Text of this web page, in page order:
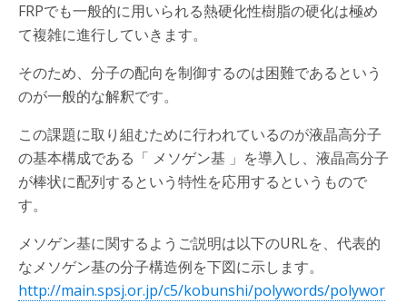
FRPでも一般的に用いられる熱硬化性樹脂の硬化は極め
て複雑に進行していきます。
そのため、分子の配向を制御するのは困難であるという
のが一般的な解釈です。
この課題に取り組むために行われているのが液晶高分子
の基本構成である「 メソゲン基 」を導入し、液晶高分子
が棒状に配列するという特性を応用するというもので
す。
メソゲン基に関するようご説明は以下のURLを、代表的
なメソゲン基の分子構造例を下図に示します。
http://main.spsj.or.jp/c5/kobunshi/polywords/polywor